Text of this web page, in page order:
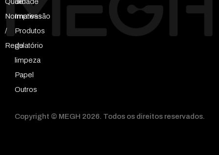
Qualidade
Normativas
/
Regulatório
de
Impressão
Produtos
de
limpeza
Papel
Outros
Copyright © MEGH 2026. Todos os direitos reservados.